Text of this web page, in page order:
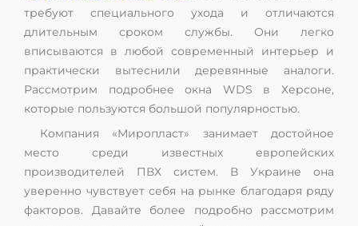
требуют специального ухода и отличаются
длительным сроком службы. Они легко
вписываются в любой современный интерьер и
практически вытеснили деревянные аналоги.
Рассмотрим подробнее окна WDS в Херсоне,
которые пользуются большой популярностью.
Компания «Миропласт» занимает достойное
место среди известных европейских
производителей ПВХ систем. В Украине она
уверенно чувствует себя на рынке благодаря ряду
факторов. Давайте более подробно рассмотрим